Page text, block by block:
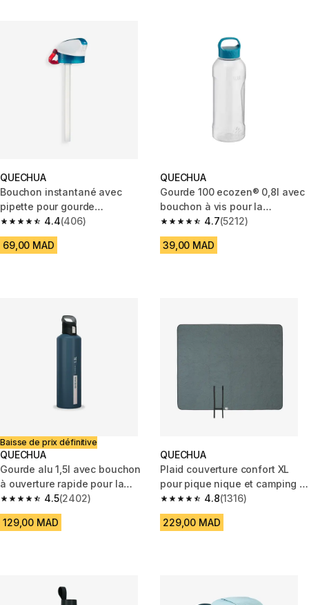
QUECHUA
Bouchon instantané avec
pipette pour gourde
randonnée 900
4.4
4.4 out of 5 stars from 406 reviews
(406)
69,00 MAD
QUECHUA
Gourde 100 ecozen® 0,8l avec
bouchon à vis pour la
randonnée4.7
4.7 out of 5 stars from 5212
(5212)
39,00 MAD
Baisse de prix définitive
QUECHUA
Gourde alu 1,5l avec bouchon
à ouverture rapide pour la
randonnée bleu
4.5
4.5 out of 5 stars from 2402 reviews
(2402)
129,00 MAD
QUECHUA
Plaid couverture confort XL
pour pique nique et camping -
210 x 170 cm
4.8
4.8 out of 5 stars from 1316
(1316)
229,00 MAD